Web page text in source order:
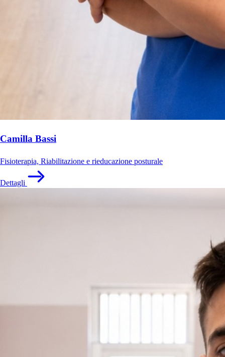
Camilla Bassi
Fisioterapia, Riabilitazione e rieducazione posturale
Dettagli